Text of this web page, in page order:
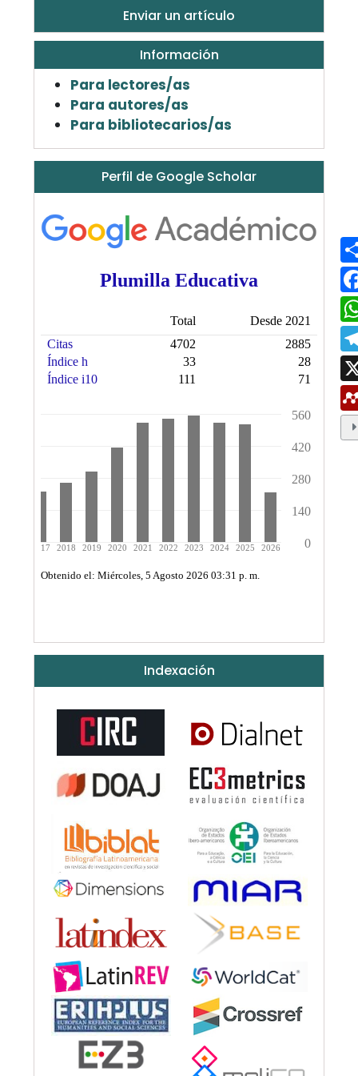
Enviar un artículo
Información
Para lectores/as
Para autores/as
Para bibliotecarios/as
Perfil de Google Scholar
Indexación